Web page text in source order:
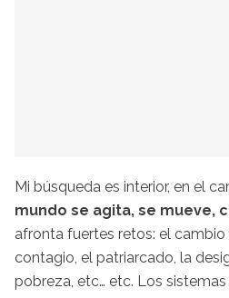
Mi búsqueda es interior, en el
mundo se agita, se mueve,
afronta fuertes retos: el
contagio, el patriarcado, la
pobreza, etc… etc. Los